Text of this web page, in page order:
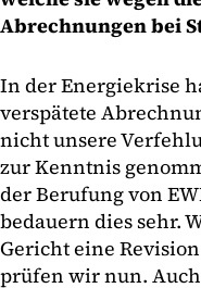
Abrechnungen bei
In der Energiekrise
verspätete
nicht unsere
zur Kenntnis
der Berufung von
bedauern dies sehr.
Gericht eine
prüfen wir nun.